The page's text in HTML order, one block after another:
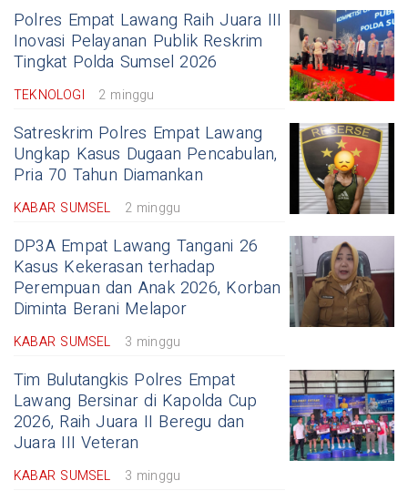
Polres Empat Lawang Raih Juara III
Inovasi Pelayanan Publik Reskrim
Tingkat Polda Sumsel 2026
TEKNOLOGI 2 minggu
Satreskrim Polres Empat Lawang
Ungkap Kasus Dugaan Pencabulan,
Pria 70 Tahun Diamankan
KABAR SUMSEL 2 minggu
DP3A Empat Lawang Tangani 26
Kasus Kekerasan terhadap
Perempuan dan Anak 2026, Korban
Diminta Berani Melapor
KABAR SUMSEL 3 minggu
Tim Bulutangkis Polres Empat
Lawang Bersinar di Kapolda Cup
2026, Raih Juara II Beregu dan
Juara III Veteran
KABAR SUMSEL 3 minggu